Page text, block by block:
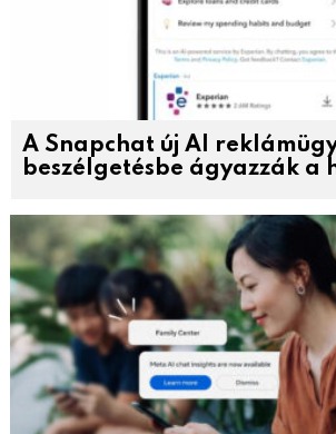
A Snapchat új AI
beszélgetésbe ágyazzák a